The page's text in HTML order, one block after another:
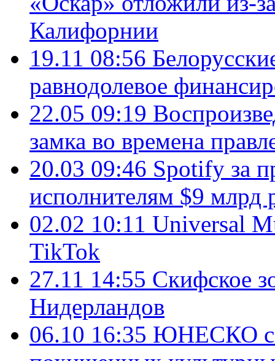
Калифорнии
19.11 08:56
равнодолевое
22.05 09:19
замка во времена
20.03 09:46 Spotify за
исполнителям $9 млрд
02.02 10:11 Universal
TikTok
27.11 14:55 Скифское
Нидерландов
06.10 16:35 ЮНЕСКО